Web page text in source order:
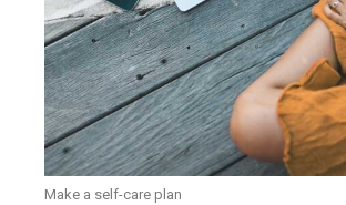
Make a self-care plan